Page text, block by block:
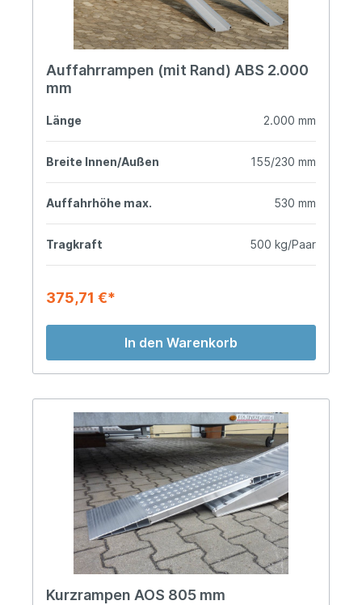
Auffahrrampen (mit Rand) ABS 2.000
mm
Länge 2.000 mm
Breite Innen/Außen 155/230 mm
Auffahrhöhe max. 530 mm
Tragkraft 500 kg/Paar
375,71 €*
In den Warenkorb
Kurzrampen AOS 805 mm